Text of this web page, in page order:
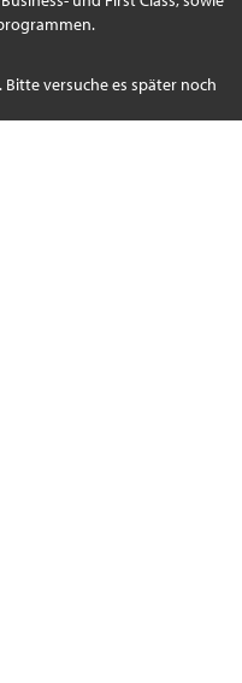
versuche es später noch